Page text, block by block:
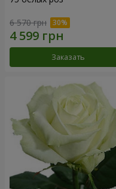
6 570 грн
Заказать